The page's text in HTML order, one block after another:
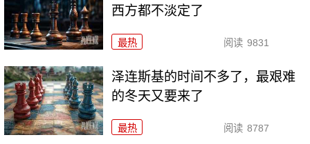
西方都不淡定了
最热 阅读 9831
泽连斯基的时间不多了，最艰难
的冬天又要来了
最热 阅读 8787